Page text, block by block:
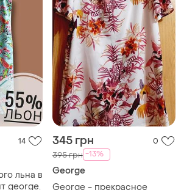
14
льна в
george.
345 грн 0
395 грн -13%
George
George - прекрасное